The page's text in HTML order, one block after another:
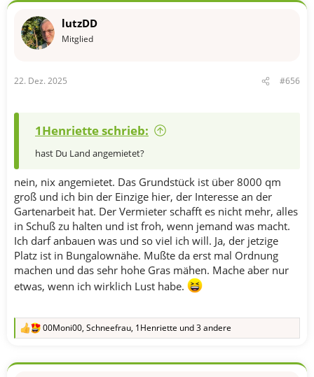
k
o
:
lutzDD
Mitglied
22. Dez. 2025 #656
1Henriette schrieb:
hast Du Land angemietet?
nein, nix angemietet. Das Grundstück ist über 8000 qm
groß und ich bin der Einzige hier, der Interesse an der
Gartenarbeit hat. Der Vermieter schafft es nicht mehr, alles
in Schuß zu halten und ist froh, wenn jemand was macht.
Ich darf anbauen was und so viel ich will. Ja, der jetzige
Platz ist in Bungalownähe. Mußte da erst mal Ordnung
machen und das sehr hohe Gras mähen. Mache aber nur
etwas, wenn ich wirklich Lust habe.
R
k
00Moni00, Schneefrau, 1Henriette und 3 andere